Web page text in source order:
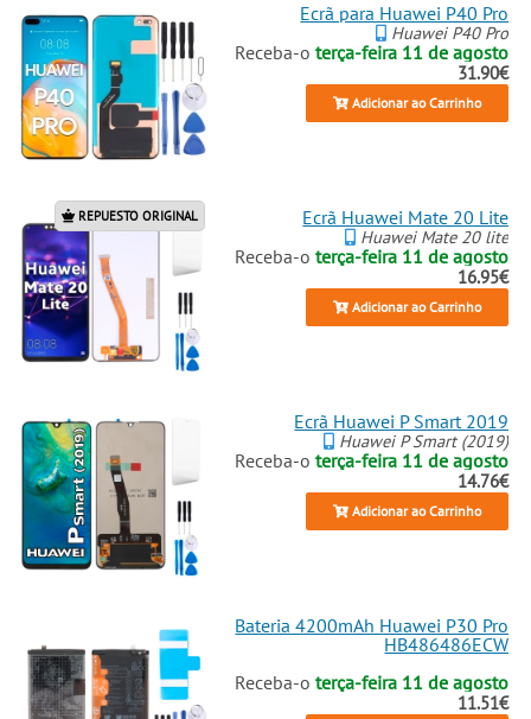
Ecrã para Huawei P40 Pro
Huawei P40 Pro
Receba-oterça-feira 11 de agosto
31.90€
Adicionar ao Carrinho
REPUESTO ORIGINAL Ecrã Huawei Mate 20 Lite
Huawei Mate 20 lite
Receba-oterça-feira 11 de agosto
16.95€
Adicionar ao Carrinho
Ecrã Huawei P Smart 2019
Huawei P Smart (2019)
Receba-oterça-feira 11 de agosto
14.76€
Adicionar ao Carrinho
Bateria 4200mAh Huawei P30 Pro
HB486486ECW
Receba-oterça-feira 11 de agosto
11.51€